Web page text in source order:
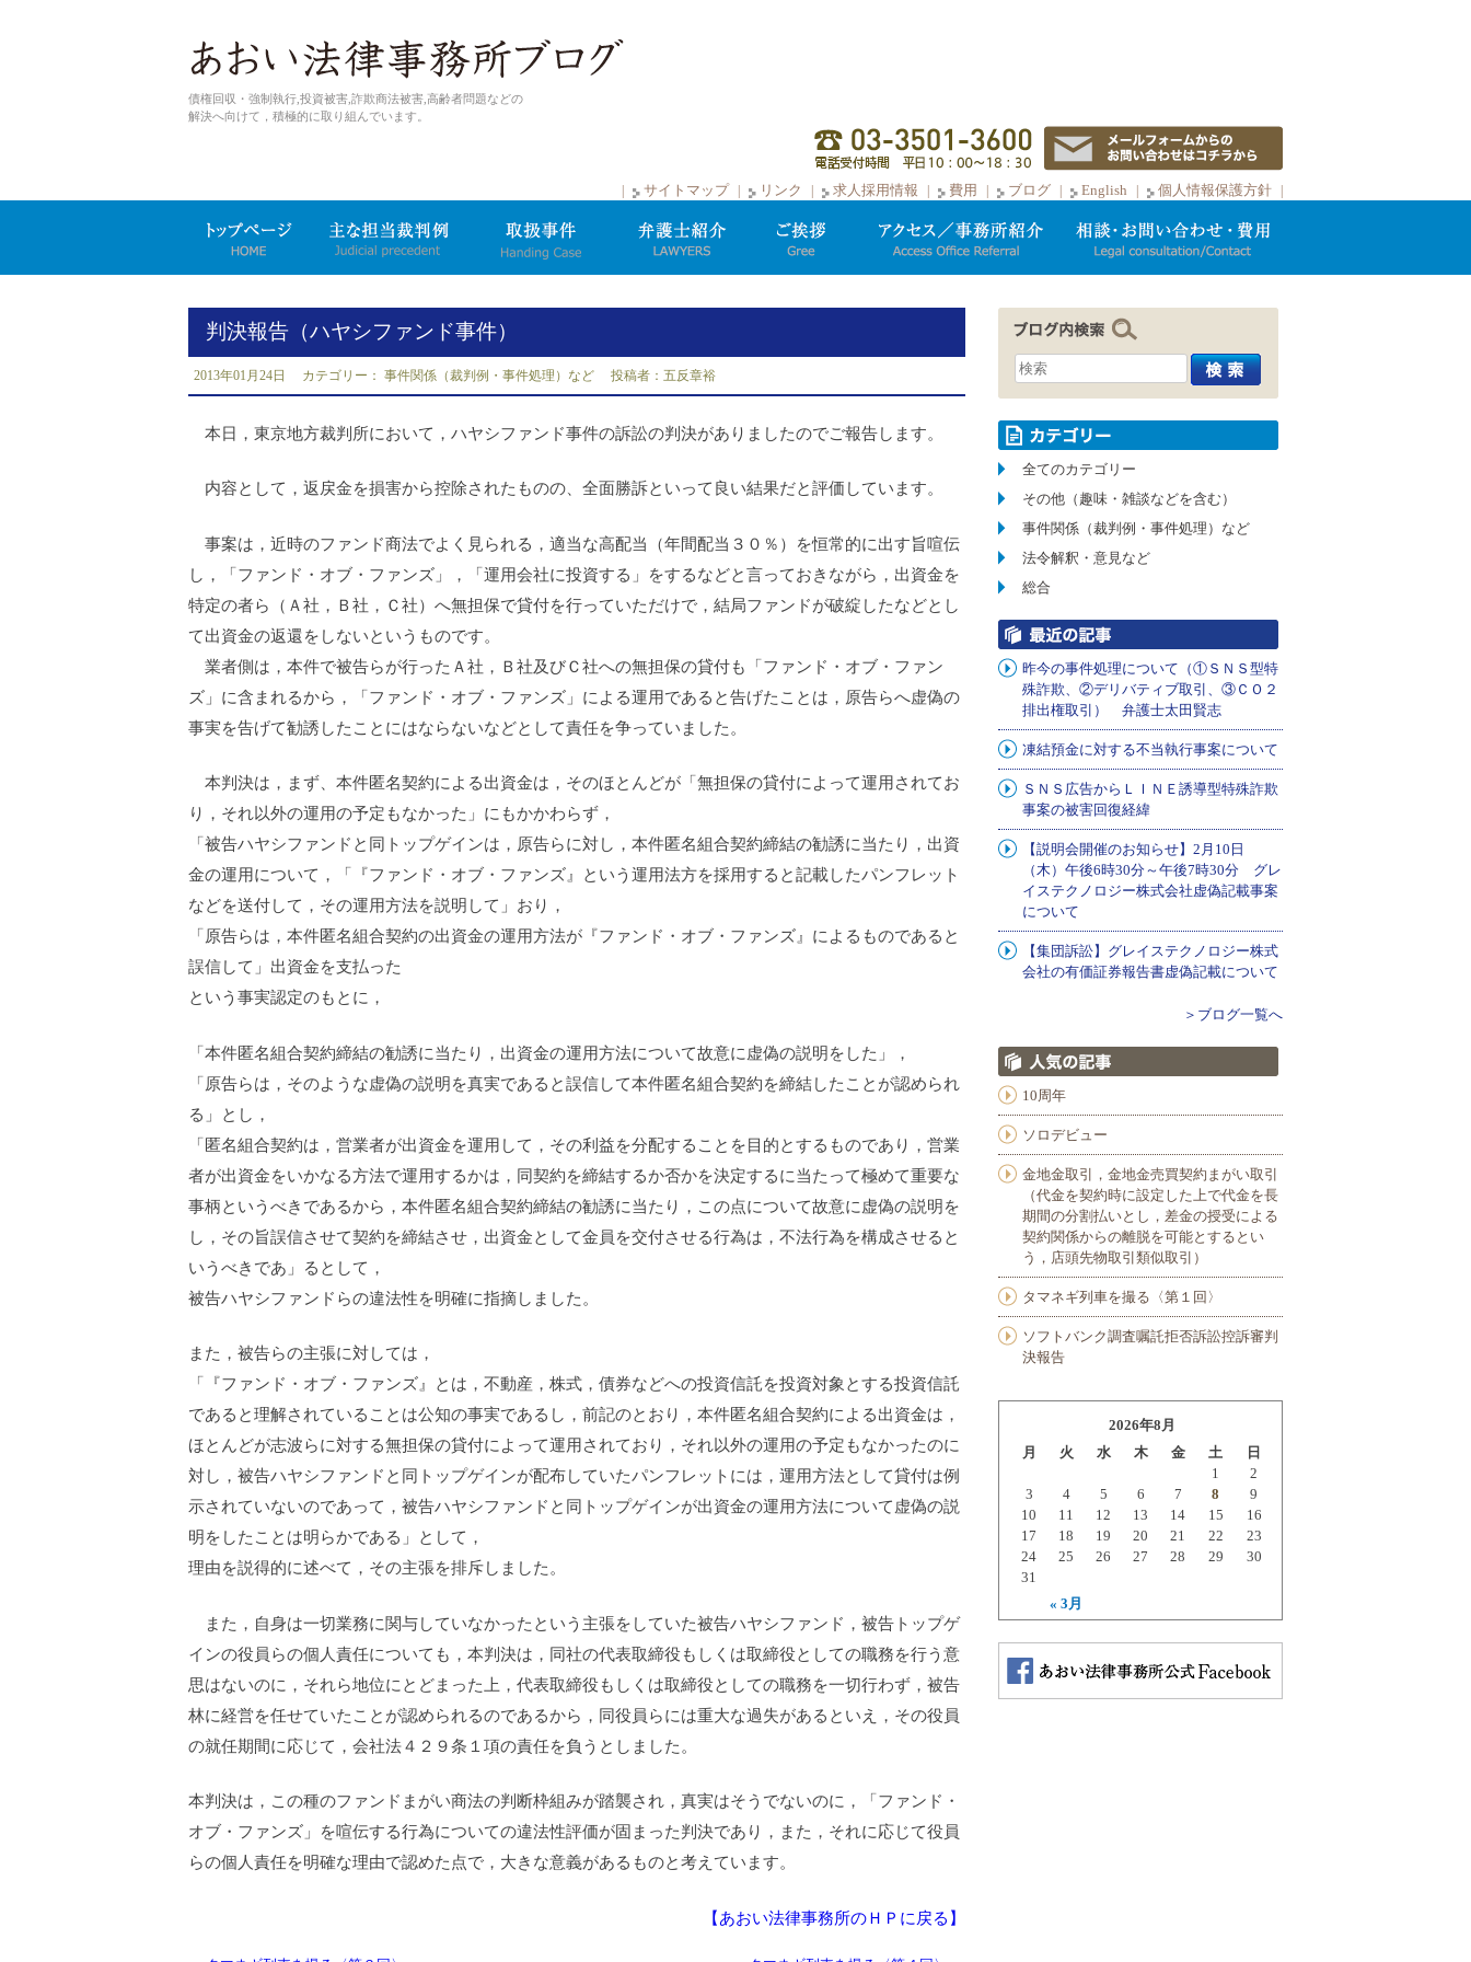
債権回収・強制執行,投資被害,詐欺商法被害,高齢者問題などの
解決へ向けて，積極的に取り組んでいます。
サイトマップ リンク 求人採用情報 費用 ブログ English 個人情報保護方針
判決報告（ハヤシファンド事件）
2013年01月24日 カテゴリー： 事件関係（裁判例・事件処理）など 投稿者：五反章裕
本日，東京地方裁判所において，ハヤシファンド事件の訴訟の判決がありましたのでご報告します。
内容として，返戻金を損害から控除されたものの、全面勝訴といって良い結果だと評価しています。
事案は，近時のファンド商法でよく見られる，適当な高配当（年間配当３０％）を恒常的に出す旨喧伝
し，「ファンド・オブ・ファンズ」，「運用会社に投資する」をするなどと言っておきながら，出資金を
特定の者ら（Ａ社，Ｂ社，Ｃ社）へ無担保で貸付を行っていただけで，結局ファンドが破綻したなどとし
て出資金の返還をしないというものです。
業者側は，本件で被告らが行ったＡ社，Ｂ社及びＣ社への無担保の貸付も「ファンド・オブ・ファン
ズ」に含まれるから，「ファンド・オブ・ファンズ」による運用であると告げたことは，原告らへ虚偽の
事実を告げて勧誘したことにはならないなどとして責任を争っていました。
本判決は，まず、本件匿名契約による出資金は，そのほとんどが「無担保の貸付によって運用されてお
り，それ以外の運用の予定もなかった」にもかかわらず，
「被告ハヤシファンドと同トップゲインは，原告らに対し，本件匿名組合契約締結の勧誘に当たり，出資
金の運用について，「『ファンド・オブ・ファンズ』という運用法方を採用すると記載したパンフレット
などを送付して，その運用方法を説明して」おり，
「原告らは，本件匿名組合契約の出資金の運用方法が『ファンド・オブ・ファンズ』によるものであると
誤信して」出資金を支払った
という事実認定のもとに，
「本件匿名組合契約締結の勧誘に当たり，出資金の運用方法について故意に虚偽の説明をした」，
「原告らは，そのような虚偽の説明を真実であると誤信して本件匿名組合契約を締結したことが認められ
る」とし，
「匿名組合契約は，営業者が出資金を運用して，その利益を分配することを目的とするものであり，営業
者が出資金をいかなる方法で運用するかは，同契約を締結するか否かを決定するに当たって極めて重要な
事柄というべきであるから，本件匿名組合契約締結の勧誘に当たり，この点について故意に虚偽の説明を
し，その旨誤信させて契約を締結させ，出資金として金員を交付させる行為は，不法行為を構成させると
いうべきであ」るとして，
被告ハヤシファンドらの違法性を明確に指摘しました。
また，被告らの主張に対しては，
「『ファンド・オブ・ファンズ』とは，不動産，株式，債券などへの投資信託を投資対象とする投資信託
であると理解されていることは公知の事実であるし，前記のとおり，本件匿名組合契約による出資金は，
ほとんどが志波らに対する無担保の貸付によって運用されており，それ以外の運用の予定もなかったのに
対し，被告ハヤシファンドと同トップゲインが配布していたパンフレットには，運用方法として貸付は例
示されていないのであって，被告ハヤシファンドと同トップゲインが出資金の運用方法について虚偽の説
明をしたことは明らかである」として，
理由を説得的に述べて，その主張を排斥しました。
また，自身は一切業務に関与していなかったという主張をしていた被告ハヤシファンド，被告トップゲ
インの役員らの個人責任についても，本判決は，同社の代表取締役もしくは取締役としての職務を行う意
思はないのに，それら地位にとどまった上，代表取締役もしくは取締役としての職務を一切行わず，被告
林に経営を任せていたことが認められるのであるから，同役員らには重大な過失があるといえ，その役員
の就任期間に応じて，会社法４２９条１項の責任を負うとしました。
本判決は，この種のファンドまがい商法の判断枠組みが踏襲され，真実はそうでないのに，「ファンド・
オブ・ファンズ」を喧伝する行為についての違法性評価が固まった判決であり，また，それに応じて役員
らの個人責任を明確な理由で認めた点で，大きな意義があるものと考えています。
【あおい法律事務所のＨＰに戻る】
全てのカテゴリー
その他（趣味・雑談などを含む）
事件関係（裁判例・事件処理）など
法令解釈・意見など
総合
昨今の事件処理について（①ＳＮＳ型特
殊詐欺、②デリバティブ取引、③ＣＯ２
排出権取引） 弁護士太田賢志
凍結預金に対する不当執行事案について
ＳＮＳ広告からＬＩＮＥ誘導型特殊詐欺
事案の被害回復経緯
【説明会開催のお知らせ】2月10日
（木）午後6時30分～午後7時30分 グレ
イステクノロジー株式会社虚偽記載事案
について
【集団訴訟】グレイステクノロジー株式
会社の有価証券報告書虚偽記載について
＞ブログ一覧へ
10周年
ソロデビュー
金地金取引，金地金売買契約まがい取引
（代金を契約時に設定した上で代金を長
期間の分割払いとし，差金の授受による
契約関係からの離脱を可能とするとい
う，店頭先物取引類似取引）
タマネギ列車を撮る〈第１回〉
ソフトバンク調査嘱託拒否訴訟控訴審判
決報告
2026年8月
月
火 水 木 金 土 日
« 3月
1
2
3
4 5 6 7 8
9
10
11 12 13 14 15
16
17
18 19 20 21 22
23
24
25 26 27 28 29
30
31